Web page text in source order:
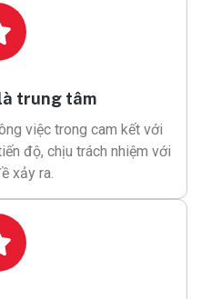
trung tâm
việc trong cam kết với
độ, chịu trách nhiệm với
xảy ra.